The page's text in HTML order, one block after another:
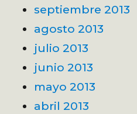
septiembre 2013
agosto 2013
julio 2013
junio 2013
mayo 2013
abril 2013